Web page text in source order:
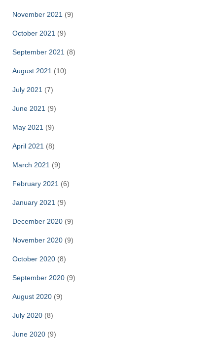
November 2021 (9)
October 2021 (9)
September 2021 (8)
August 2021 (10)
July 2021 (7)
June 2021 (9)
May 2021 (9)
April 2021 (8)
March 2021 (9)
February 2021 (6)
January 2021 (9)
December 2020 (9)
November 2020 (9)
October 2020 (8)
September 2020 (9)
August 2020 (9)
July 2020 (8)
June 2020 (9)